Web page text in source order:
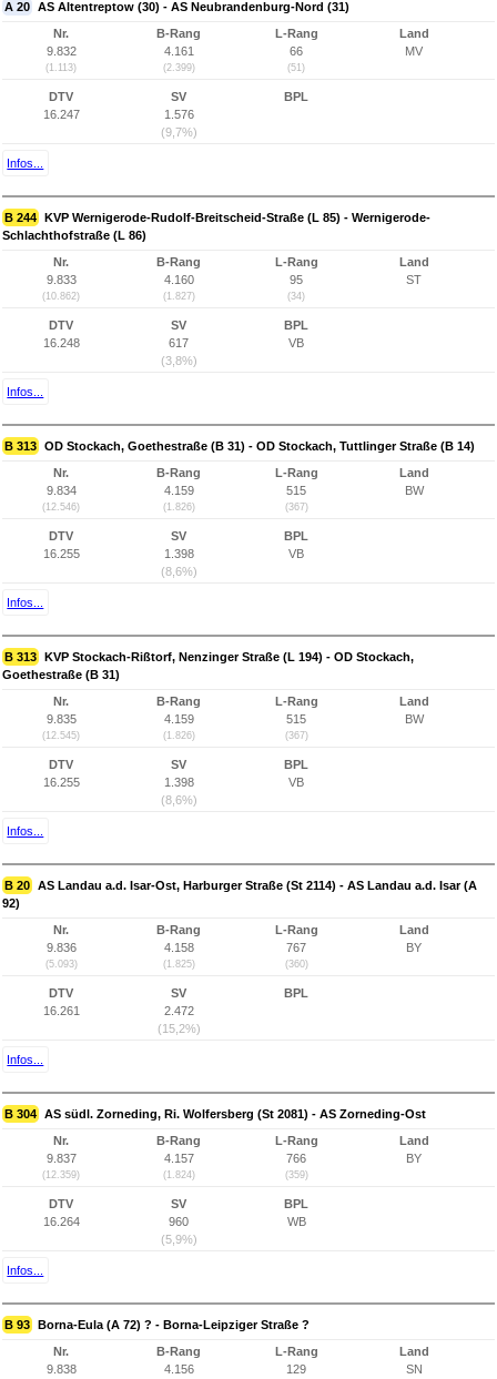
A 20 AS Altentreptow (30) - AS Neubrandenburg-Nord (31)
Nr.
9.832
(1.113)
B-Rang
4.161
(2.399)
L-Rang
66
(51)
Land
MV
DTV
16.247
SV
1.576
(9,7%)
BPL
Infos...
B 244 KVP Wernigerode-Rudolf-Breitscheid-Straße (L 85) - Wernigerode-
Schlachthofstraße (L 86)
Nr.
9.833
(10.862)
B-Rang
4.160
(1.827)
L-Rang
95
(34)
Land
ST
DTV
16.248
SV
617
(3,8%)
BPL
VB
Infos...
B 313 OD Stockach, Goethestraße (B 31) - OD Stockach, Tuttlinger Straße (B 14)
Nr.
9.834
(12.546)
B-Rang
4.159
(1.826)
L-Rang
515
(367)
Land
BW
DTV
16.255
SV
1.398
(8,6%)
BPL
VB
Infos...
B 313 KVP Stockach-Rißtorf, Nenzinger Straße (L 194) - OD Stockach,
Goethestraße (B 31)
Nr.
9.835
(12.545)
B-Rang
4.159
(1.826)
L-Rang
515
(367)
Land
BW
DTV
16.255
SV
1.398
(8,6%)
BPL
VB
Infos...
B 20 AS Landau a.d. Isar-Ost, Harburger Straße (St 2114) - AS Landau a.d. Isar (A
92)
Nr.
9.836
(5.093)
B-Rang
4.158
(1.825)
L-Rang
767
(360)
Land
BY
DTV
16.261
SV
2.472
(15,2%)
BPL
Infos...
B 304 AS südl. Zorneding, Ri. Wolfersberg (St 2081) - AS Zorneding-Ost
Nr.
9.837
(12.359)
B-Rang
4.157
(1.824)
L-Rang
766
(359)
Land
BY
DTV
16.264
SV
960
(5,9%)
BPL
WB
Infos...
B 93 Borna-Eula (A 72) ? - Borna-Leipziger Straße ?
Nr.
9.838
B-Rang
4.156
L-Rang
129
Land
SN